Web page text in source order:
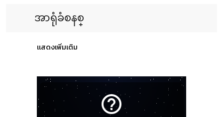
အာရုံခံစနစ္
แสดงเพิ่มเติม
help_outline